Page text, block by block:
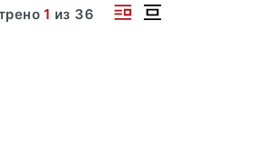
1 из 36